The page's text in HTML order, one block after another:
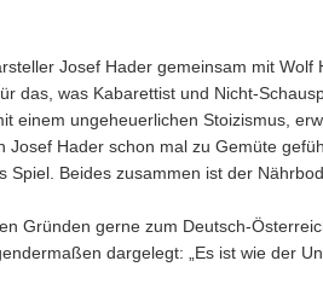
Josef Hader gemeinsam mit Wolf
das, was Kabarettist und Nicht-
einem ungeheuerlichen Stoizismus,
Hader schon mal zu Gemüte
Beides zusammen ist der
Gründen gerne zum Deutsch-
dargelegt: „Es ist wie der